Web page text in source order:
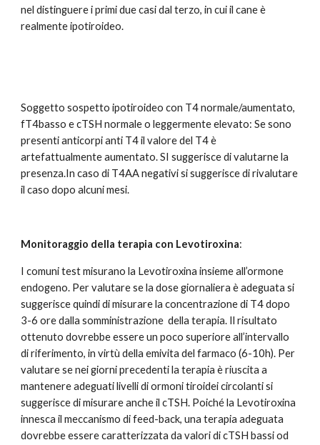
nel distinguere i primi due casi dal terzo, in cui il cane è
realmente ipotiroideo.
Soggetto sospetto ipotiroideo con T4 normale/aumentato,
fT4basso e cTSH normale o leggermente elevato: Se sono
presenti anticorpi anti T4 il valore del T4 è
artefattualmente aumentato. SI suggerisce di valutarne la
presenza.In caso di T4AA negativi si suggerisce di rivalutare
il caso dopo alcuni mesi.
Monitoraggio della terapia con Levotiroxina:
I comuni test misurano la Levotiroxina insieme all’ormone
endogeno. Per valutare se la dose giornaliera è adeguata si
suggerisce quindi di misurare la concentrazione di T4 dopo
3-6 ore dalla somministrazione  della terapia. Il risultato
ottenuto dovrebbe essere un poco superiore all’intervallo
di riferimento, in virtù della emivita del farmaco (6-10h). Per
valutare se nei giorni precedenti la terapia è riuscita a
mantenere adeguati livelli di ormoni tiroidei circolanti si
suggerisce di misurare anche il cTSH. Poiché la Levotiroxina
innesca il meccanismo di feed-back, una terapia adeguata
dovrebbe essere caratterizzata da valori di cTSH bassi od